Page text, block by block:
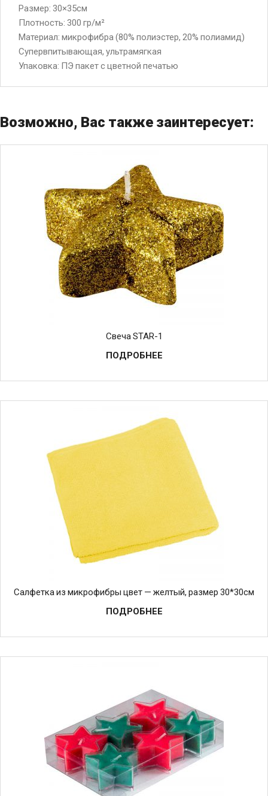
Размер: 30×35см
Плотность: 300 гp/м²
Материал: микрофибра (80% полиэстер, 20% полиамид)
Супервпитывающая, ультрамягкая
Упаковка: ПЭ пакет с цветной печатью
Возможно, Вас также заинтересует:
Свеча STAR-1
ПОДРОБНЕЕ
Салфетка из микрофибры цвет — желтый, размер 30*30см
ПОДРОБНЕЕ